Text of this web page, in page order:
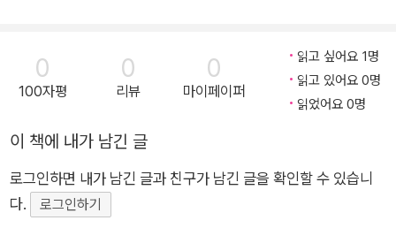
돋아 주고 싶다고 이야기합니다. 여러분도 동수처럼 무언가를 잘
하기 위해 노력해 본 경험이 있나요? 동수가 쌩쌩이 비법을 얻기
위해 어떤 훈련을 했는지, 실력을 갖추기 위해서는 어떤 태도나
마음가짐을 가져야 하는지에 대해 생각해 보는 시간을 가졌으면
즐겨 하나요? 동수네 반에서는 모둠별 음악 줄넘기 수행 평가를
앞두고 아이들이 줄넘기 연습에 한창이었어요. 동수가 속한 모둠
0
100자평
0
리뷰
0
마이페이퍼
읽고 싶어요 1명
읽고 있어요 0명
읽었어요 0명
이 책에 내가 남긴 글
로그인하면 내가 남긴 글과 친구가 남긴 글을 확인할 수 있습니
다.
로그인하기